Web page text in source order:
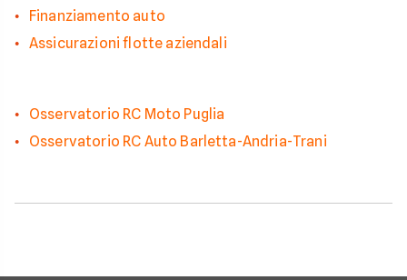
Finanziamento auto
Assicurazioni flotte aziendali
Osservatorio RC Moto Puglia
Osservatorio RC Auto Barletta-Andria-Trani